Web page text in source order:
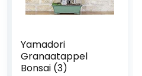
Yamadori
Granaatappel
Bonsai (3)